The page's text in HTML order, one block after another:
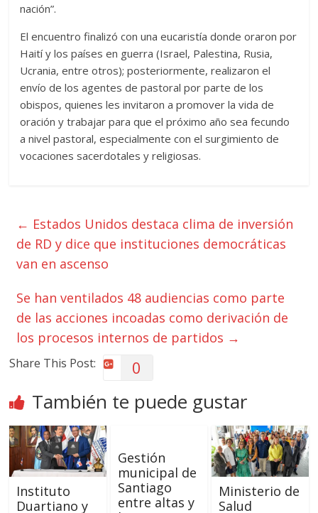
nación”.
El encuentro finalizó con una eucaristía donde oraron por
Haití y los países en guerra (Israel, Palestina, Rusia,
Ucrania, entre otros); posteriormente, realizaron el
envío de los agentes de pastoral por parte de los
obispos, quienes les invitaron a promover la vida de
oración y trabajar para que el próximo año sea fecundo
a nivel pastoral, especialmente con el surgimiento de
vocaciones sacerdotales y religiosas.
← Estados Unidos destaca clima de inversión
de RD y dice que instituciones democráticas
van en ascenso
Se han ventilados 48 audiencias como parte
de las acciones incoadas como derivación de
los procesos internos de partidos →
Share This Post: 0
También te puede gustar
Instituto
Duartiano y
Gestión
municipal de
Santiago
entre altas y
Ministerio de
Salud